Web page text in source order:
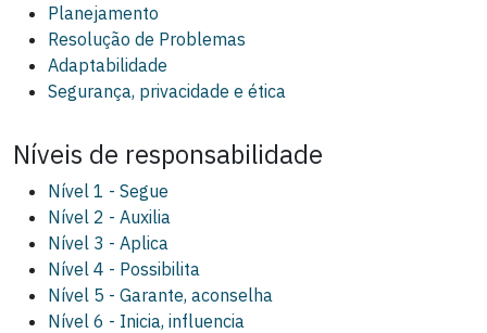
Planejamento
Resolução de Problemas
Adaptabilidade
Segurança, privacidade e ética
Níveis de responsabilidade
Nível 1 - Segue
Nível 2 - Auxilia
Nível 3 - Aplica
Nível 4 - Possibilita
Nível 5 - Garante, aconselha
Nível 6 - Inicia, influencia